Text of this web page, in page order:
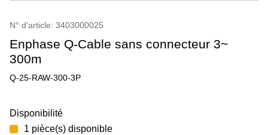
N° d'article: 3403000025
Enphase Q-Cable sans connecteur 3~
300m
Q-25-RAW-300-3P
Disponibilité
1 pièce(s) disponible